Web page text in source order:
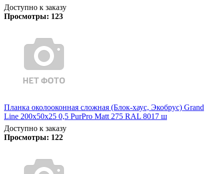
Доступно к заказу
Просмотры: 123
Планка околооконная сложная (Блок-хаус, Экобрус) Grand
Line 200х50х25 0,5 PurPro Matt 275 RAL 8017 ш
Доступно к заказу
Просмотры: 122